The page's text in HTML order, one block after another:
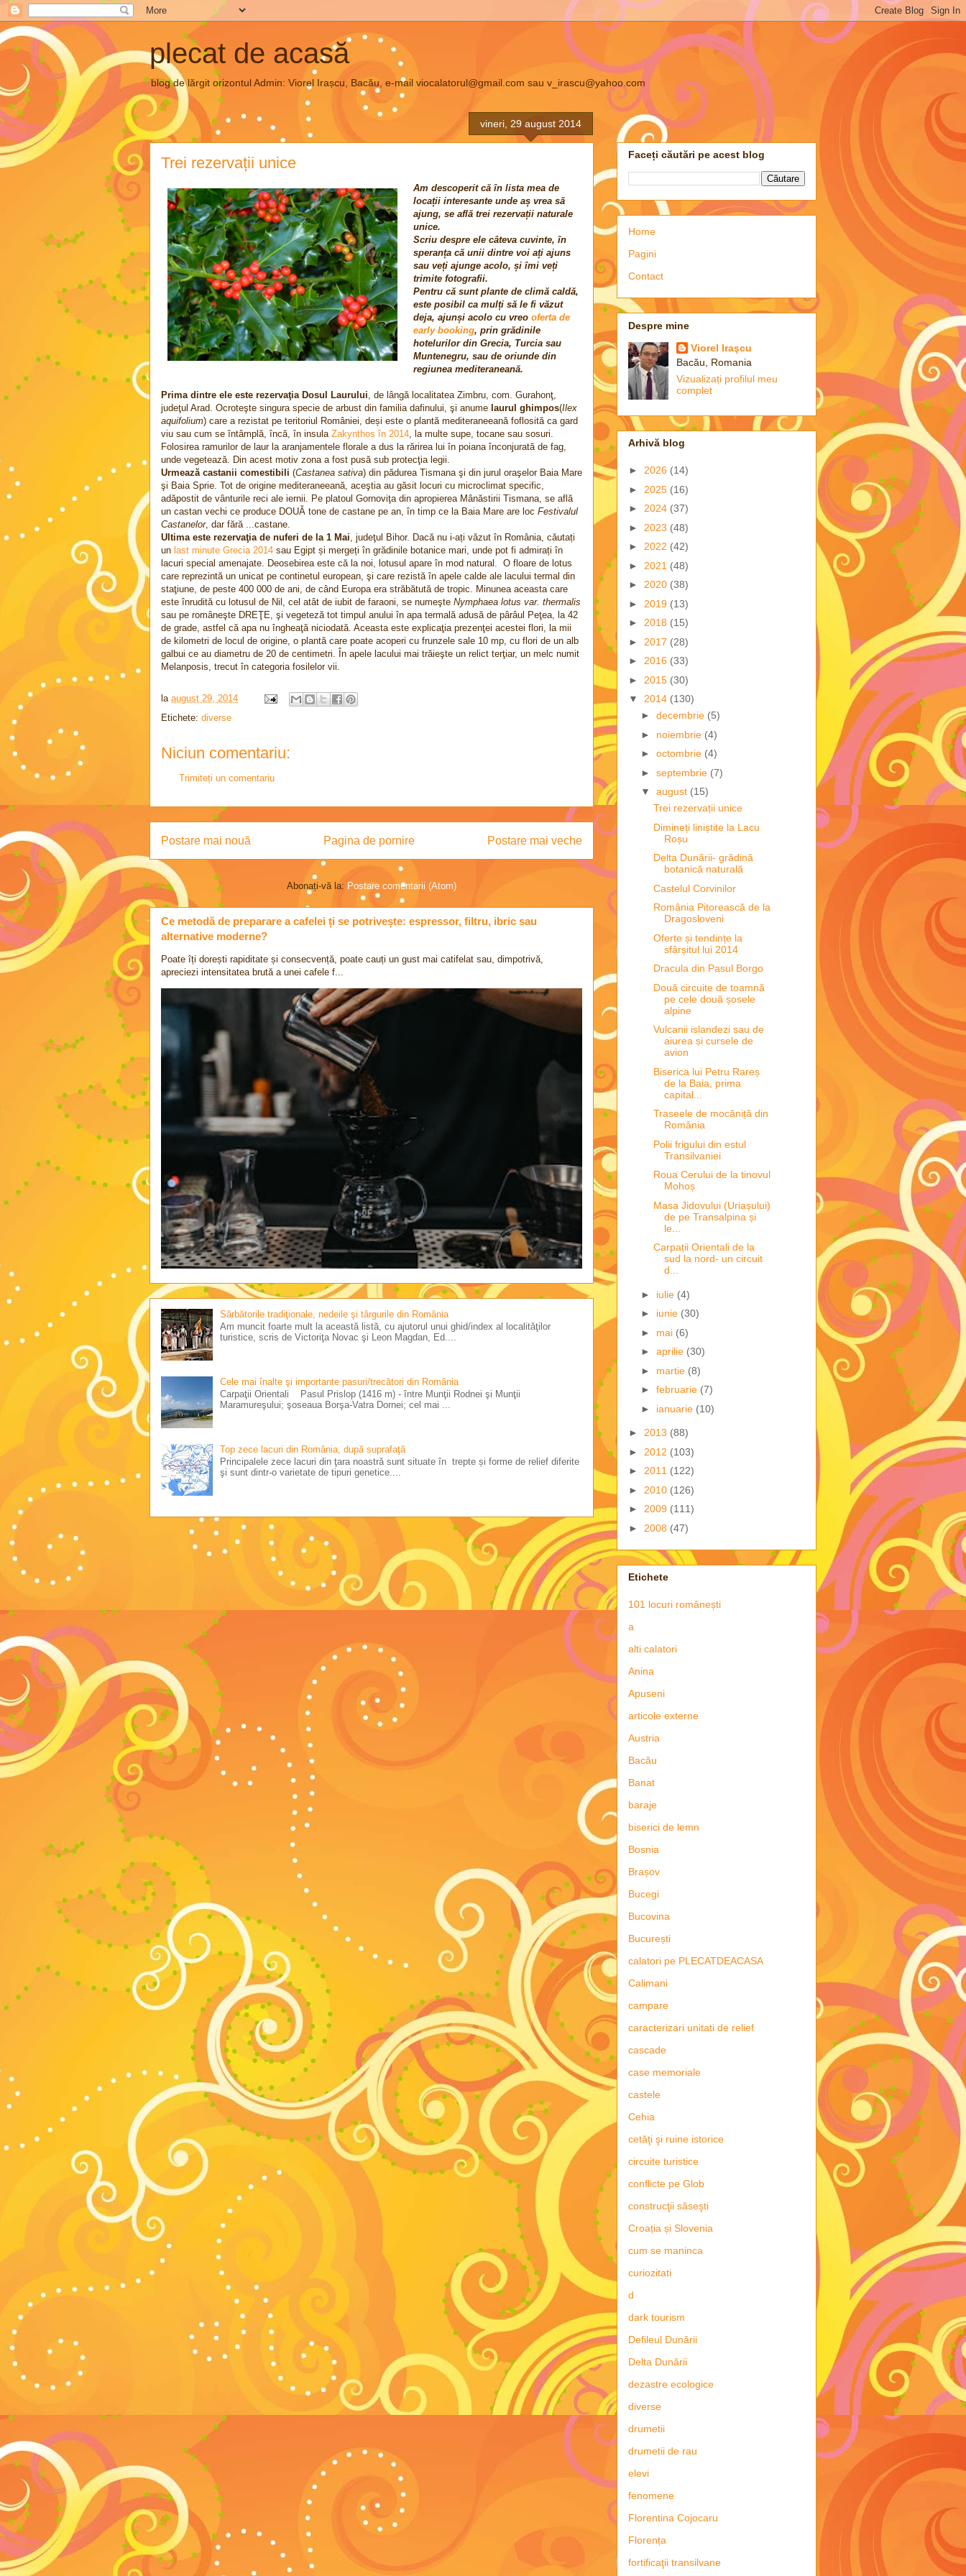
plecat de acasă
blog de lărgit orizontul Admin: Viorel Irașcu, Bacău, e-mail viocalatorul@gmail.com sau v_irascu@yahoo.com
vineri, 29 august 2014
Trei rezervații unice
Am descoperit că în lista mea de
locații interesante unde aș vrea să
ajung, se află trei rezervații naturale
unice.
Scriu despre ele câteva cuvinte, în
speranța că unii dintre voi ați ajuns
sau veți ajunge acolo, și îmi veți
trimite fotografii.
Pentru că sunt plante de climă caldă,
este posibil ca mulți să le fi văzut
deja, ajunși acolo cu vreo oferta de
early booking, prin grădinile
hotelurilor din Grecia, Turcia sau
Muntenegru, sau de oriunde din
regiunea mediteraneană.
Prima dintre ele este rezervaţia Dosul Laurului, de lângă localitatea Zimbru, com. Gurahonţ,
judeţul Arad. Ocroteşte singura specie de arbust din familia dafinului, şi anume laurul ghimpos(Ilex
aquifolium) care a rezistat pe teritoriul României, deși este o plantă mediteraneeană foflosită ca gard
viu sau cum se întâmplă, încă, în insula Zakynthos în 2014, la multe supe, tocane sau sosuri.
Folosirea ramurilor de laur la aranjamentele florale a dus la rărirea lui în poiana înconjurată de fag,
unde vegetează. Din acest motiv zona a fost pusă sub protecţia legii.
Urmează castanii comestibili (Castanea sativa) din pădurea Tismana şi din jurul oraşelor Baia Mare
şi Baia Sprie. Tot de origine mediteraneeană, aceştia au găsit locuri cu microclimat specific,
adăpostit de vânturile reci ale iernii. Pe platoul Gornoviţa din apropierea Mânăstirii Tismana, se află
un castan vechi ce produce DOUĂ tone de castane pe an, în timp ce la Baia Mare are loc Festivalul
Castanelor, dar fără ...castane.
Ultima este rezervaţia de nuferi de la 1 Mai, judeţul Bihor. Dacă nu i-ați văzut în România, căutați
un last minute Grecia 2014 sau Egipt și mergeți în grădinile botanice mari, unde pot fi admirați în
lacuri special amenajate. Deosebirea este că la noi, lotusul apare în mod natural. O floare de lotus
care reprezintă un unicat pe continetul european, şi care rezistă în apele calde ale lacului termal din
staţiune, de peste 400 000 de ani, de când Europa era străbătută de tropic. Minunea aceasta care
este înrudită cu lotusul de Nil, cel atât de iubit de faraoni, se numeşte Nymphaea lotus var. thermalis
sau pe româneşte DREŢE, şi vegeteză tot timpul anului în apa termală adusă de pârâul Peţea, la 42
de grade, astfel că apa nu îngheaţă niciodată. Aceasta este explicaţia prezenţei acestei flori, la mii
de kilometri de locul de origine, o plantă care poate acoperi cu frunzele sale 10 mp, cu flori de un alb
galbui ce au diametru de 20 de centimetri. În apele lacului mai trăieşte un relict terţiar, un melc numit
Melanposis, trecut în categoria fosilelor vii.
la august 29, 2014
Etichete: diverse
Niciun comentariu:
Trimiteți un comentariu
Postare mai nouă Postare mai veche
Pagina de pornire
Abonați-vă la: Postare comentarii (Atom)
Ce metodă de preparare a cafelei ți se potrivește: espressor, filtru, ibric sau
alternative moderne?
Poate îți dorești rapiditate și consecvență, poate cauți un gust mai catifelat sau, dimpotrivă,
apreciezi intensitatea brută a unei cafele f...
Sărbătorile tradiţionale, nedeile şi târgurile din România
Am muncit foarte mult la această listă, cu ajutorul unui ghid/index al localităţilor
turistice, scris de Victoriţa Novac şi Leon Magdan, Ed....
Cele mai înalte şi importante pasuri/trecători din România
Carpaţii Orientali Pasul Prislop (1416 m) - între Munţii Rodnei şi Munţii
Maramureşului; şoseaua Borşa-Vatra Dornei; cel mai ...
Top zece lacuri din România, după suprafaţă
Principalele zece lacuri din ţara noastră sunt situate în trepte și forme de relief diferite
şi sunt dintr-o varietate de tipuri genetice....
Faceți căutări pe acest blog
Home
Pagini
Contact
Despre mine
Viorel Iraşcu
Bacău, Romania
Vizualizați profilul meu
complet
Arhivă blog
► 2026 (14)
► 2025 (16)
► 2024 (37)
► 2023 (48)
► 2022 (42)
► 2021 (48)
► 2020 (38)
► 2019 (13)
► 2018 (15)
► 2017 (28)
► 2016 (33)
► 2015 (30)
▼ 2014 (130)
► decembrie (5)
► noiembrie (4)
► octombrie (4)
► septembrie (7)
▼ august (15)
Trei rezervații unice
Dimineți liniștite la Lacu
Roșu
Delta Dunării- grădină
botanică naturală
Castelul Corvinilor
România Pitorească de la
Dragosloveni
Oferte și tendințe la
sfârșitul lui 2014
Dracula din Pasul Borgo
Două circuite de toamnă
pe cele două șosele
alpine
Vulcanii islandezi sau de
aiurea și cursele de
avion
Biserica lui Petru Rareș
de la Baia, prima
capital...
Traseele de mocăniță din
România
Polii frigului din estul
Transilvaniei
Roua Cerului de la tinovul
Mohoș
Masa Jidovului (Uriașului)
de pe Transalpina și
le...
Carpații Orientali de la
sud la nord- un circuit
d...
► iulie (4)
► iunie (30)
► mai (6)
► aprilie (30)
► martie (8)
► februarie (7)
► ianuarie (10)
► 2013 (88)
► 2012 (103)
► 2011 (122)
► 2010 (126)
► 2009 (111)
► 2008 (47)
Etichete
101 locuri românești
a
alti calatori
Anina
Apuseni
articole externe
Austria
Bacău
Banat
baraje
biserici de lemn
Bosnia
Brașov
Bucegi
Bucovina
București
calatori pe PLECATDEACASA
Calimani
campare
caracterizari unitati de relief
cascade
case memoriale
castele
Cehia
cetăţi şi ruine istorice
circuite turistice
conflicte pe Glob
construcţii săseşti
Croația și Slovenia
cum se maninca
curiozitati
d
dark tourism
Defileul Dunării
Delta Dunării
dezastre ecologice
diverse
drumetii
drumetii de rau
elevi
fenomene
Florentina Cojocaru
Florența
fortificaţii transilvane